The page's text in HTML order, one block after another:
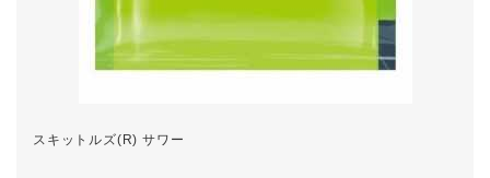
スキットルズ(R) サワー